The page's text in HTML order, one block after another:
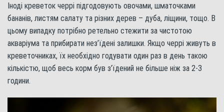
Іноді креветок черрі підгодовують овочами, шматочками
бананів, листям салату та різних дерев – дуба, ліщини, тощо. В
цьому випадку потрібно ретельно стежити за чистотою
акваріума та прибирати нез’їдені залишки. Якщо черрі живуть в
креветочниках, їх необхідно годувати один раз в день такою
кількістю, щоб весь корм був з’їдений не більше ніж за 2-3
години.